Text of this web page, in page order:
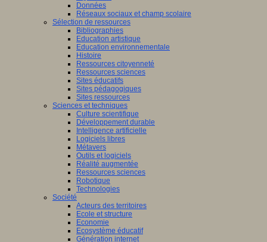
Données
Réseaux sociaux et champ scolaire
Sélection de ressources
Bibliographies
Education artistique
Education environnementale
Histoire
Ressources citoyenneté
Ressources sciences
Sites éducatifs
Sites pédagogiques
Sites ressources
Sciences et techniques
Culture scientifique
Développement durable
Intelligence artificielle
Logiciels libres
Métavers
Outils et logiciels
Réalité augmentée
Ressources sciences
Robotique
Technologies
Société
Acteurs des territoires
Ecole et structure
Economie
Ecosystème éducatif
Génération internet